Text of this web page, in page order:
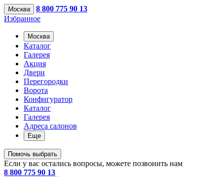
Москва
8 800 775 90 13
Избранное
Москва
Каталог
Галерея
Акция
Двери
Перегородки
Ворота
Конфигуратор
Каталог
Галерея
Адреса салонов
Еще
Помочь выбрать
Если у вас остались вопросы, можете позвонить нам
8 800 775 90 13